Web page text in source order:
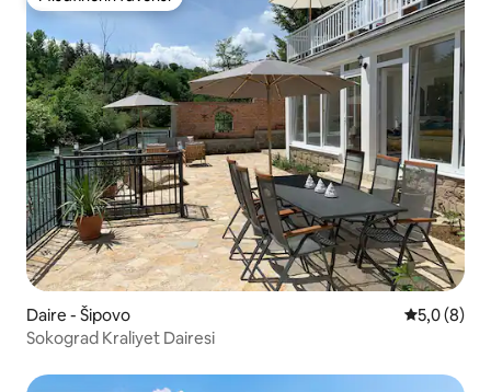
Misafirlerin favorisi
Daire - Šipovo 55,0 (8)
Sokograd Kraliyet Dairesi